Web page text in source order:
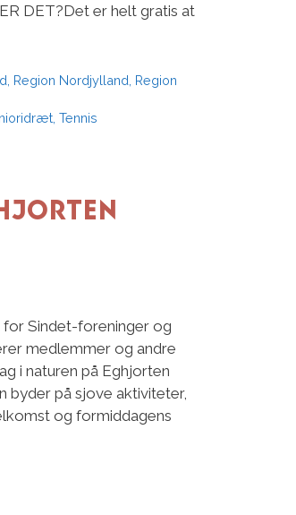
DET?Det er helt gratis at
Region Nordjylland Region
, Tennis
Sindet-foreninger og
medlemmer og andre
i naturen på Eghjorten
byder på sjove aktiviteter,
og formiddagens